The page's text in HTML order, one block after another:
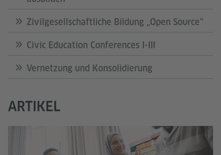
Zivilgesellschaftliche Bildung „Open Source“
Civic Education Conferences I-III
Vernetzung und Konsolidierung
ARTIKEL